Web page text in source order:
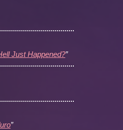
Just Happened?”
”